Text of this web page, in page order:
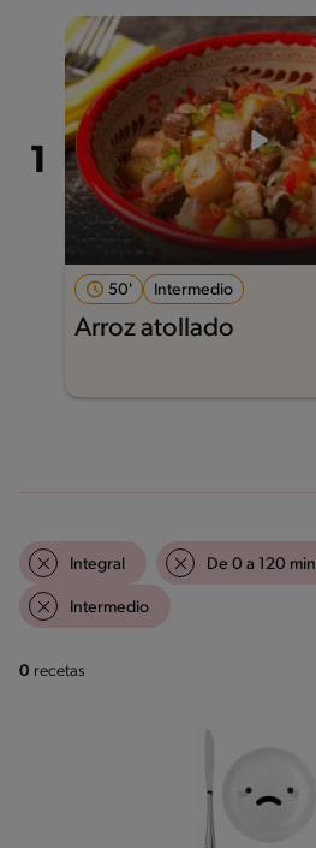
50' Intermedio
Arroz atollado
Integral De 0 a 120 min
Intermedio
0 recetas